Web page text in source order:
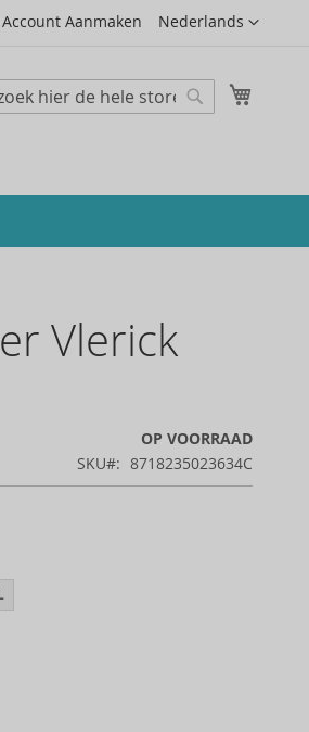
Taal
Nederlands
Account Aanmaken
Vlerick
OP VOORRAAD
SKU
8718235023634C